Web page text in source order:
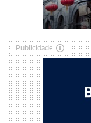
Publicidade